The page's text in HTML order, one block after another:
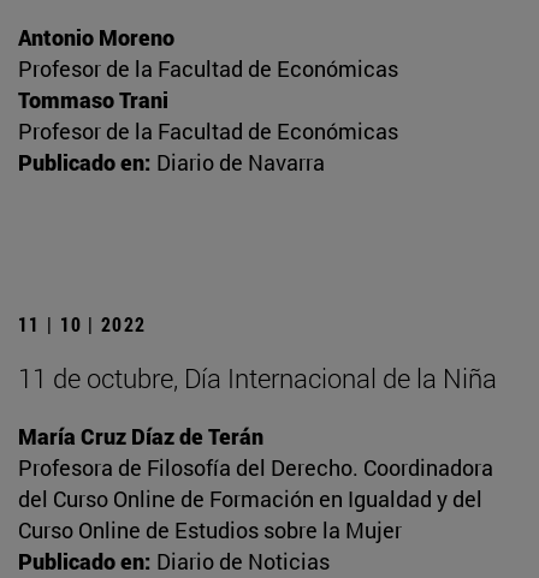
Antonio Moreno
Profesor de la Facultad de Económicas
Tommaso Trani
Profesor de la Facultad de Económicas
Publicado en: Diario de Navarra
11 | 10 | 2022
11 de octubre, Día Internacional de la Niña
María Cruz Díaz de Terán
Profesora de Filosofía del Derecho. Coordinadora
del Curso Online de Formación en Igualdad y del
Curso Online de Estudios sobre la Mujer
Publicado en: Diario de Noticias